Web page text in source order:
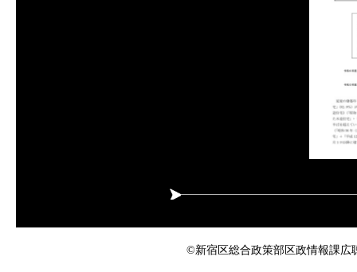
©新宿区総合政策部区政情報課広